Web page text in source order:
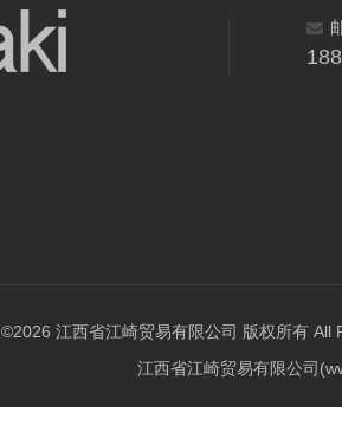
©2026 江西省江崎贸易有限公司 版权所有 All
江西省江崎贸易有限公司